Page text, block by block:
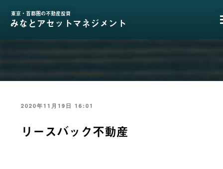
ッ
東京・首都圏の不動産投資
みなとアセットマネジメント
投
2020年11月19日 16:01
リースバック不動産